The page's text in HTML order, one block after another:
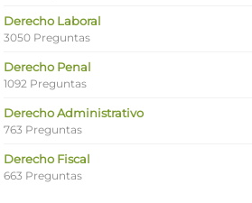
Derecho Laboral
3050 Preguntas
Derecho Penal
1092 Preguntas
Derecho Administrativo
763 Preguntas
Derecho Fiscal
663 Preguntas